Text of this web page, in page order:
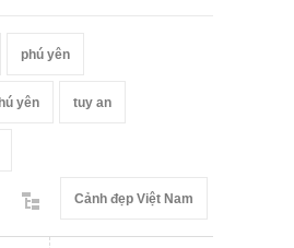
phú yên
yên tuy an
Cảnh đẹp Việt Nam